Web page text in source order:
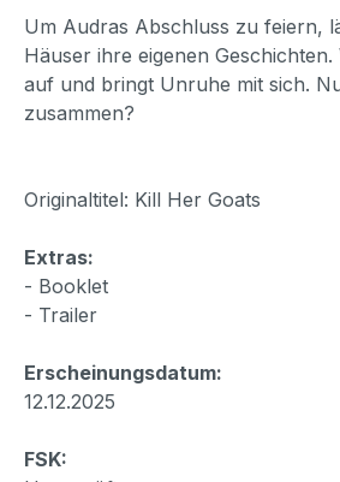
Um Audras Abschluss zu feiern,
Häuser ihre eigenen
auf und bringt Unruhe mit sich.
zusammen?
Originaltitel: Kill Her Goats
Extras:
- Booklet
- Trailer
Erscheinungsdatum:
12.12.2025
FSK: